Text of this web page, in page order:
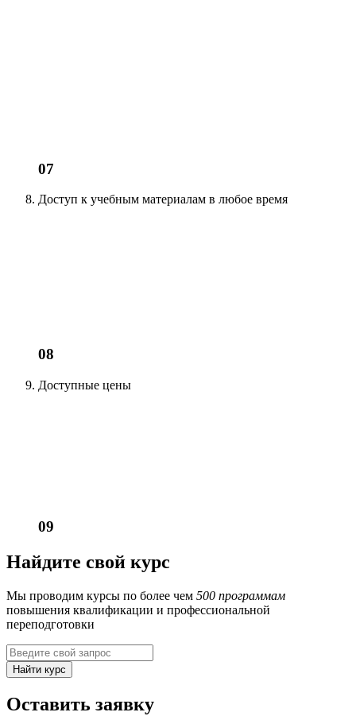
07
Доступ к учебным материалам в любое время
08
Доступные цены
09
Найдите свой курс
Мы проводим курсы по более чем 500 программам
повышения квалификации и профессиональной
переподготовки
Найти курс
Оставить заявку